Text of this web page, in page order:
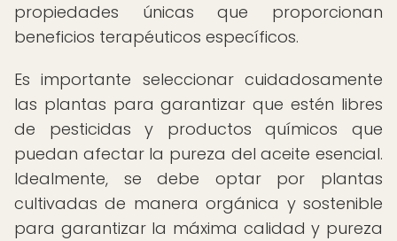
propiedades únicas que proporcionan
beneficios terapéuticos específicos.
Es importante seleccionar cuidadosamente
las plantas para garantizar que estén libres
de pesticidas y productos químicos que
puedan afectar la pureza del aceite esencial.
Idealmente, se debe optar por plantas
cultivadas de manera orgánica y sostenible
para garantizar la máxima calidad y pureza